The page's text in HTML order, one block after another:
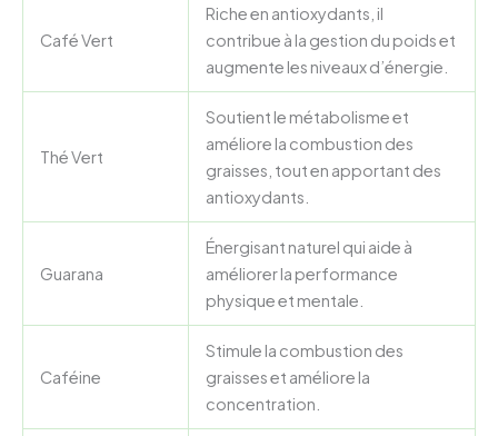
Café Vert
Riche en antioxydants, il
contribue à la gestion du poids et
augmente les niveaux d’énergie.
Thé Vert
Soutient le métabolisme et
améliore la combustion des
graisses, tout en apportant des
antioxydants.
Guarana
Énergisant naturel qui aide à
améliorer la performance
physique et mentale.
Caféine
Stimule la combustion des
graisses et améliore la
concentration.